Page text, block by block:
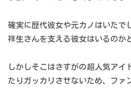
確実に歴代彼女や元カノはいたで
祥生さんを支える彼女はいるのか
しかしそこはさすがの超人気アイ
たりガッカリさせないため、ファ